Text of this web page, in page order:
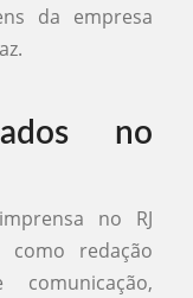
da empresa
no
no RJ
como redação